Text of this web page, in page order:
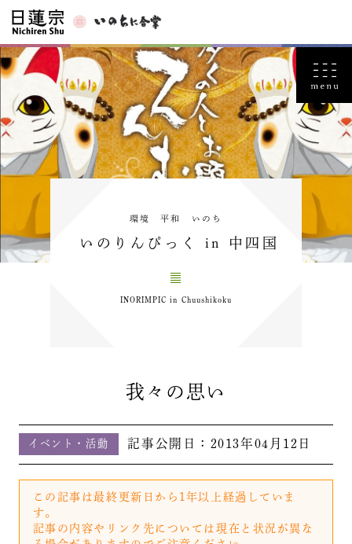
環境 平和 いのち
いのりんぴっく in 中四国
INORIMPIC in Chuushikoku
我々の思い
イベント・活動 記事公開日： 2013年04月12日
この記事は最終更新日から1年以上経過していま
す。
記事の内容やリンク先については現在と状況が異な